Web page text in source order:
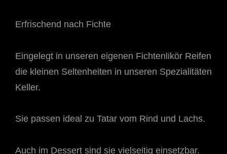
Erfrischend nach Fichte
Eingelegt in unseren eigenen Fichtenlikör Reifen
die kleinen Seltenheiten in unseren Spezialitäten
Keller.
Sie passen ideal zu Tatar vom Rind und Lachs.
Auch im Dessert sind sie vielseitig einsetzbar.